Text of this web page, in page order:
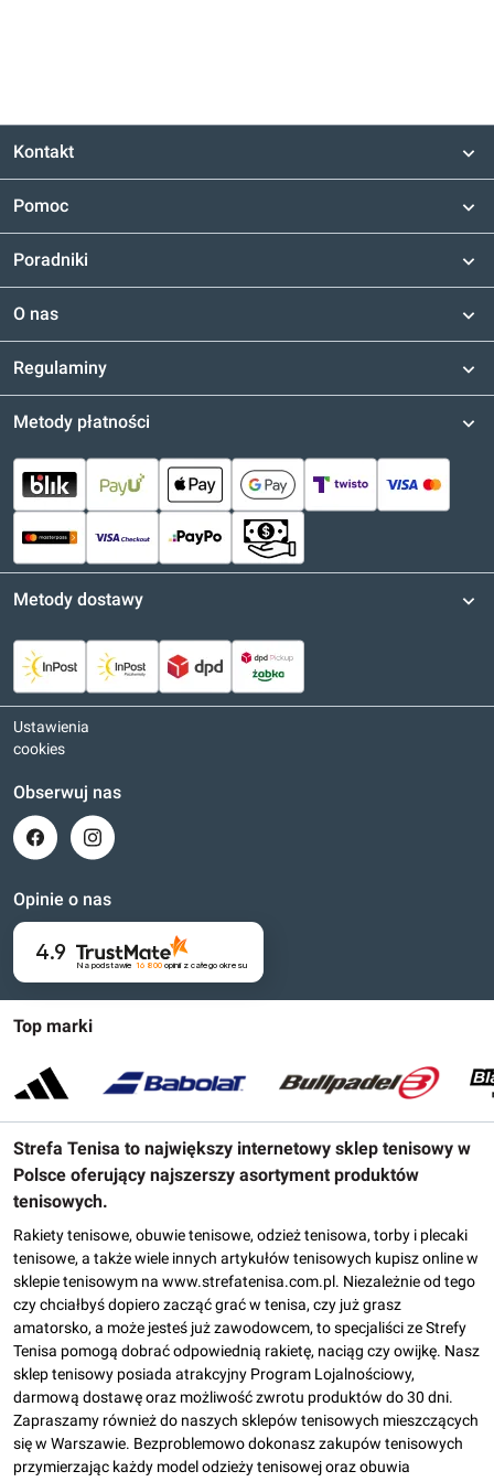
Kontakt
Pomoc
Poradniki
O nas
Regulaminy
Top marki
Strefa Tenisa to największy internetowy sklep tenisowy w
Polsce oferujący najszerszy asortyment produktów
tenisowych.
Rakiety tenisowe, obuwie tenisowe, odzież tenisowa, torby i plecaki
tenisowe, a także wiele innych artykułów tenisowych kupisz online w
sklepie tenisowym na www.strefatenisa.com.pl. Niezależnie od tego
czy chciałbyś dopiero zacząć grać w tenisa, czy już grasz
amatorsko, a może jesteś już zawodowcem, to specjaliści ze Strefy
Tenisa pomogą dobrać odpowiednią rakietę, naciąg czy owijkę. Nasz
sklep tenisowy posiada atrakcyjny Program Lojalnościowy,
darmową dostawę oraz możliwość zwrotu produktów do 30 dni.
Zapraszamy również do naszych sklepów tenisowych mieszczących
się w Warszawie. Bezproblemowo dokonasz zakupów tenisowych
przymierzając każdy model odzieży tenisowej oraz obuwia
Metody płatności
Metody dostawy
Ustawienia
cookies
Obserwuj nas
Opinie o nas
4.9
Na podstawie 16 800opinii z całego okresu